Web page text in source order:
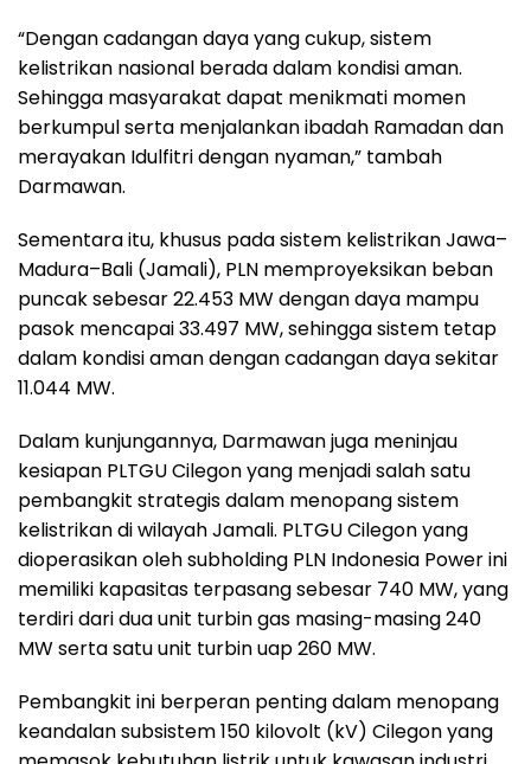
“Dengan cadangan daya yang cukup, sistem
kelistrikan nasional berada dalam kondisi aman.
Sehingga masyarakat dapat menikmati momen
berkumpul serta menjalankan ibadah Ramadan dan
merayakan Idulfitri dengan nyaman,” tambah
Darmawan.
Sementara itu, khusus pada sistem kelistrikan Jawa–
Madura–Bali (Jamali), PLN memproyeksikan beban
puncak sebesar 22.453 MW dengan daya mampu
pasok mencapai 33.497 MW, sehingga sistem tetap
dalam kondisi aman dengan cadangan daya sekitar
11.044 MW.
Dalam kunjungannya, Darmawan juga meninjau
kesiapan PLTGU Cilegon yang menjadi salah satu
pembangkit strategis dalam menopang sistem
kelistrikan di wilayah Jamali. PLTGU Cilegon yang
dioperasikan oleh subholding PLN Indonesia Power ini
memiliki kapasitas terpasang sebesar 740 MW, yang
terdiri dari dua unit turbin gas masing-masing 240
MW serta satu unit turbin uap 260 MW.
Pembangkit ini berperan penting dalam menopang
keandalan subsistem 150 kilovolt (kV) Cilegon yang